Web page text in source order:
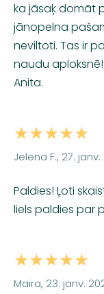
ka jāsaķ domāt
jānopelna
neviltoti. Tas ir
naudu
Anita.
★★★★★
Jelena F., 27.
Paldies! Ļoti
liels paldies par
★★★★★
Maira, 23. janv.